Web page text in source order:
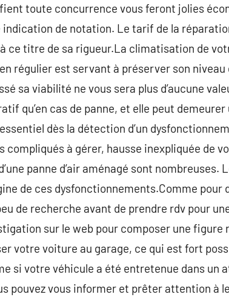
toute concurrence vous feront jolies
de notation. Le tarif de la
ce titre de sa rigueur.La climatisation de
régulier est servant à préserver son
sa viabilité ne vous sera plus d’aucune
qu’en cas de panne, et elle peut
dès la détection d’un
compliqués à gérer, hausse inexpliquée de
panne d’air aménagé sont nombreuses.
de ces dysfonctionnements.Comme pour
de recherche avant de prendre rdv pour
sur le web pour composer une
votre voiture au garage, ce qui est fort
si votre véhicule a été entretenue dans un
pouvez vous informer et prêter attention à